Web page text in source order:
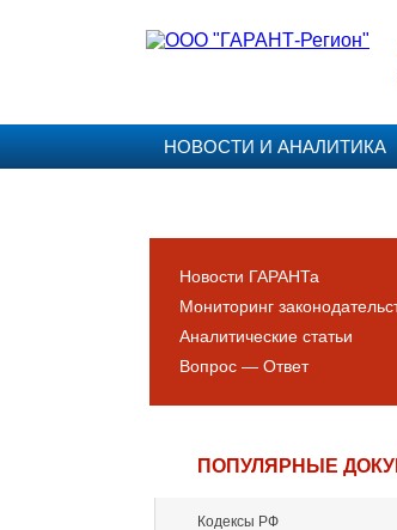
НОВОСТИ И АНАЛИТИКА
Новости ГАРАНТа
Мониторинг
Аналитические статьи
Вопрос — Ответ
ПОПУЛЯРНЫЕ
Кодексы РФ